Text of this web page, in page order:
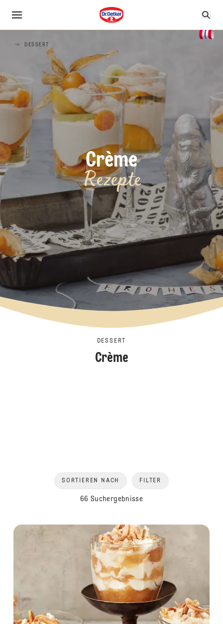
DESSERT
Crème
Rezepte
DESSERT
Crème
66 Suchergebnisse
SORTIEREN NACH FILTER